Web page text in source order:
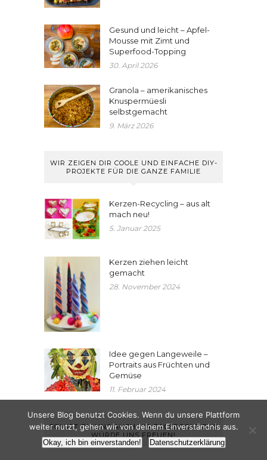
Gesund und leicht – Apfel-
Mousse mit Zimt und
Superfood-Topping
30. April 2026
Granola – amerikanisches
Knuspermüesli
selbstgemacht
9. März 2026
WIR ZEIGEN DIR COOLE UND EINFACHE DIY-
PROJEKTE FÜR DIE GANZE FAMILIE
Kerzen-Recycling – aus alt
mach neu!
5. Januar 2025
Kerzen ziehen leicht
gemacht
28. November 2024
Idee gegen Langeweile –
Portraits aus Früchten und
Gemüse
11. Februar 2024
FOLGST DU UNS AUCH VIA FACEBOOK? DAS
WÜRDE UNS FREUEN!
Unsere Blog benutzt Cookies. Wenn du unsere Plattform
weiter nutzt, gehen wir von deinem Einverständnis aus.
Okay, ich bin einverstanden! Datenschutzerklärung